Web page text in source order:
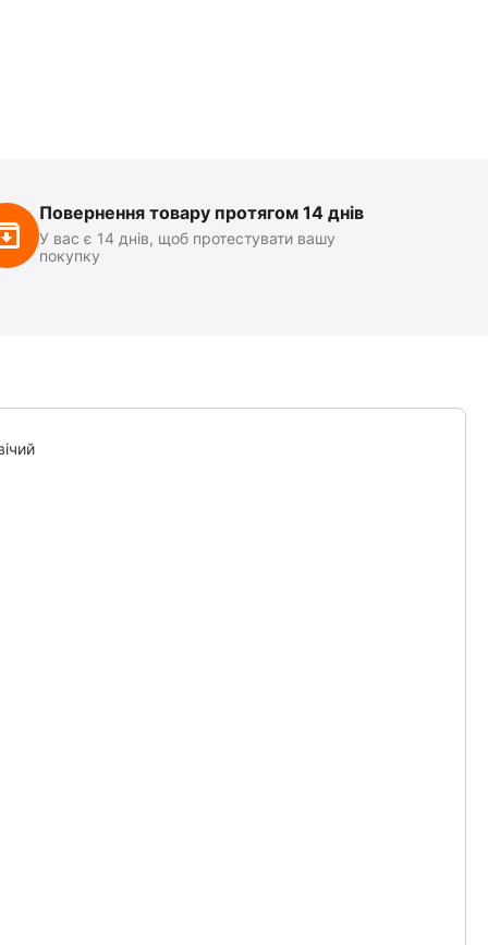
Повернення товару протягом 14 днів
У вас є 14 днів, щоб протестувати вашу
покупку